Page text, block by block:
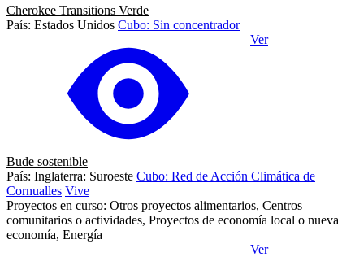
Cherokee Transitions Verde
País: Estados Unidos Cubo: Sin concentrador
Ver
Bude sostenible
País: Inglaterra: Suroeste Cubo: Red de Acción Climática de
Cornualles Vive
Proyectos en curso: Otros proyectos alimentarios, Centros
comunitarios o actividades, Proyectos de economía local o nueva
economía, Energía
Ver